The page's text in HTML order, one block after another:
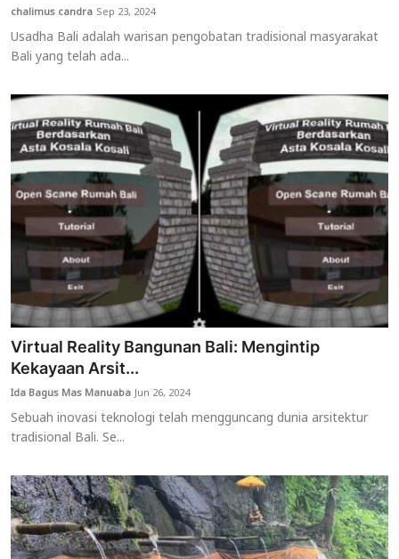
chalimus candra Sep 23, 2024
Usadha Bali adalah warisan pengobatan tradisional masyarakat
Bali yang telah ada...
Virtual Reality Bangunan Bali: Mengintip
Kekayaan Arsit...
Ida Bagus Mas ManuabaJun 26, 2024
Sebuah inovasi teknologi telah mengguncang dunia arsitektur
tradisional Bali. Se...